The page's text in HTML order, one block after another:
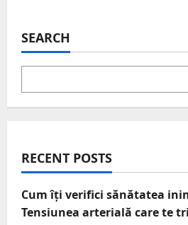
SEARCH
RECENT POSTS
Cum îți verifici sănătatea
Tensiunea arterială care te